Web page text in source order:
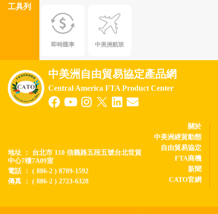
工具列
即時匯率 中美洲航班
中美洲自由貿易協定產品網
Central America FTA Product Center
地址 ： 台北市 110 信義路五段五號台北世貿
中心7樓7A09室
電話 ： ( 886-2 ) 8789-1592
傳真 ： ( 886-2 ) 2723-6328
關於
中美洲經貿動態
自由貿易協定
FTA商機
新聞
CATO官網